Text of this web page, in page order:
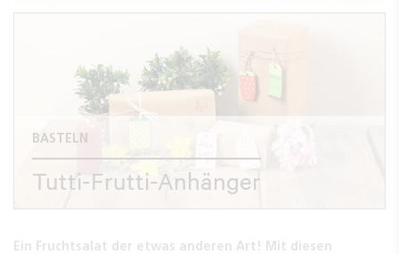
BASTELN
Tutti-Frutti-Anhänger
Ein Fruchtsalat der etwas anderen Art! Mit diesen